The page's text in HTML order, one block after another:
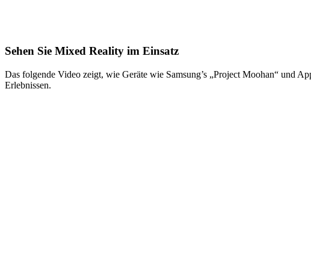
Sehen Sie Mixed Reality im Einsatz
Das folgende Video zeigt, wie Geräte wie Samsung’s „Project Moohan“ und
Erlebnissen.